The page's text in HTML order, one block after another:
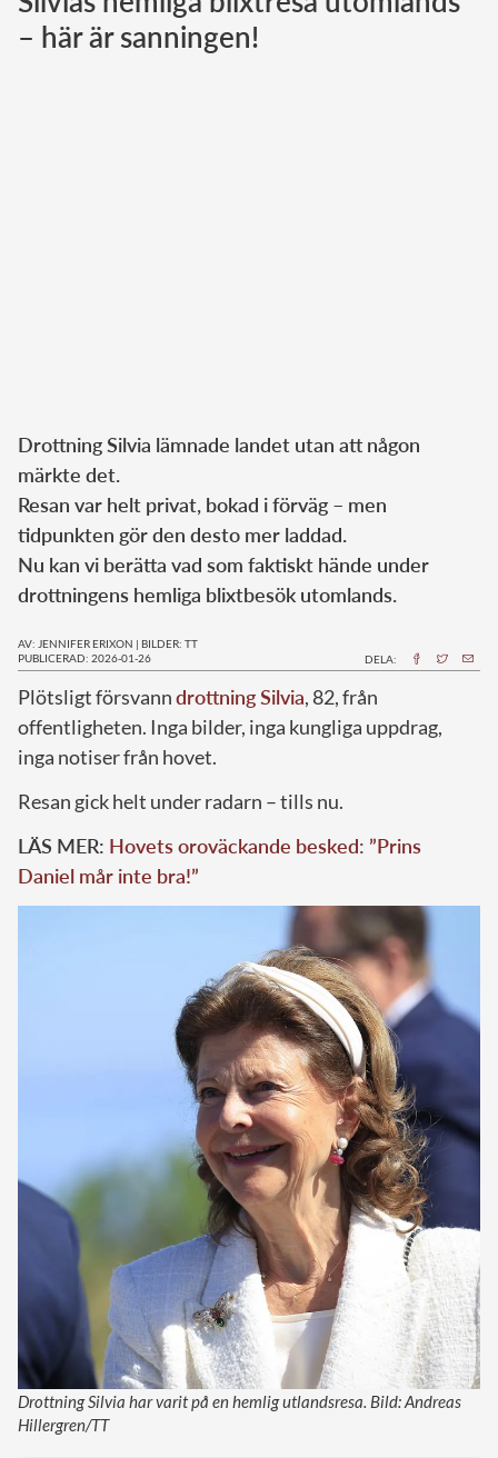
Norska kungahuset
– här är sanningen!
Drottning Silvia lämnade landet utan att någon
märkte det.
Resan var helt privat, bokad i förväg – men
tidpunkten gör den desto mer laddad.
Nu kan vi berätta vad som faktiskt hände under
drottningens hemliga blixtbesök utomlands.
AV: JENNIFER ERIXON | BILDER: TT
PUBLICERAD: 2026-01-26
DELA:
Plötsligt försvanndrottning Silvia, 82, från
offentligheten. Inga bilder, inga kungliga uppdrag,
inga notiser från hovet.
Resan gick helt under radarn – tills nu.
LÄS MER: Hovets oroväckande besked: ”Prins
Daniel mår inte bra!”
Drottning Silvia har varit på en hemlig utlandsresa. Bild: Andreas
Hillergren/TT